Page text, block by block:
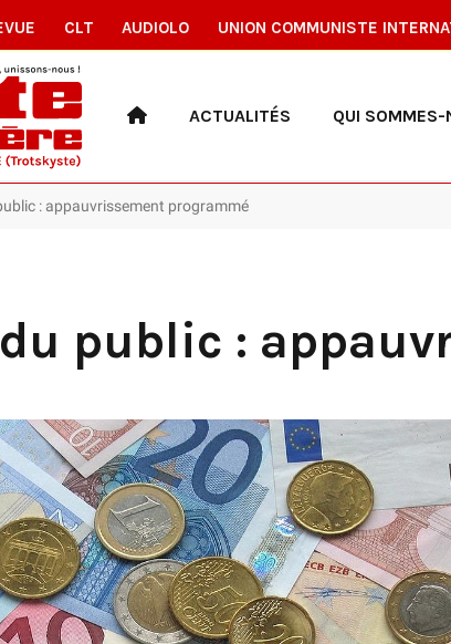
CLT AUDIOLO UNION COMMUNISTE
ACTUALITÉS QUI SOMMES-
: appauvrissement programmé
public :